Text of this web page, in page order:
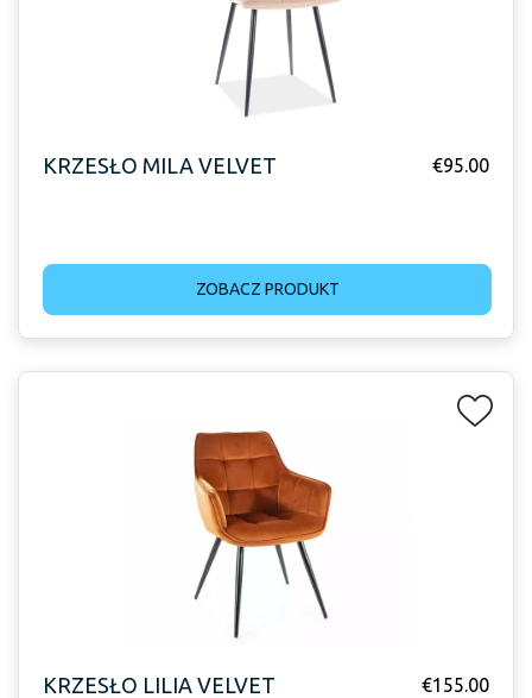
KRZESŁO MILA VELVET €95.00
ZOBACZ PRODUKT
KRZESŁO LILIA VELVET €155.00